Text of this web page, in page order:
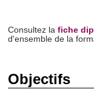
Consultez la fiche
d'ensemble de la
Objectifs